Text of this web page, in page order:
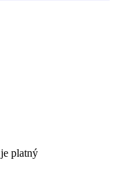
platný